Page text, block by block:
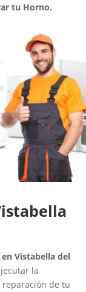
tu Horno.
Vistabella del
la
de tu